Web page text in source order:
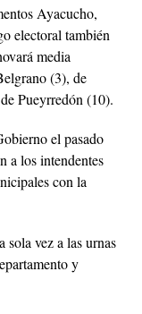
Ayacucho,
electoral también
media
(3), de
Pueyrredón (10).
el pasado
a los intendentes
con la
sola vez a las urnas
y